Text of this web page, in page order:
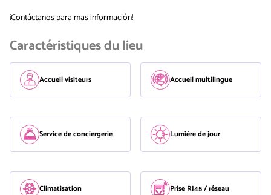
¡Contáctanos para mas información!
Caractéristiques du lieu
Accueil visiteurs Accueil multilingue
Service de conciergerie Lumière de jour
Climatisation Prise RJ45 / réseau